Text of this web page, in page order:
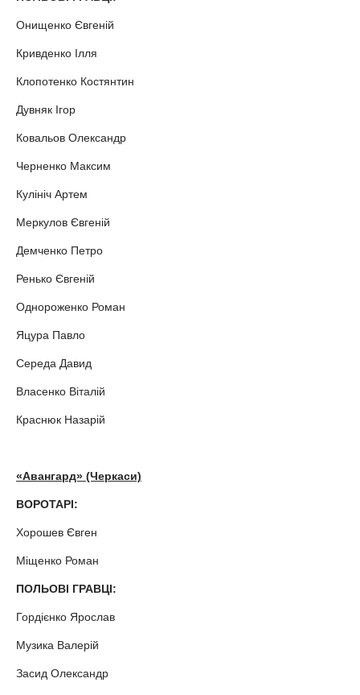
Онищенко Євгеній
Кривденко Ілля
Клопотенко Костянтин
Дувняк Ігор
Ковальов Олександр
Черненко Максим
Кулініч Артем
Меркулов Євгеній
Демченко Петро
Ренько Євгеній
Однороженко Роман
Яцура Павло
Середа Давид
Власенко Віталій
Краснюк Назарій
«Авангард» (Черкаси)
ВОРОТАРІ:
Хорошев Євген
Міщенко Роман
ПОЛЬОВІ ГРАВЦІ:
Гордієнко Ярослав
Музика Валерій
Засид Олександр